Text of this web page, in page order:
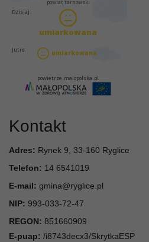
Kontakt
Adres: Rynek 9, 33-160 Ryglice
Telefon: 14 6541019
E-mail: gmina@ryglice.pl
NIP: 993-033-72-47
REGON: 851660909
E-puap: /i8743decx3/SkrytkaESP